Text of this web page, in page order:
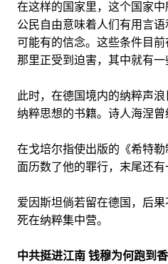
在这样的国家里，这个国家
公民自由意味着人们有用言
可能有的信念。这些条件目
那里正受到迫害，其中就有
此时，在德国境内的纳粹声
纳粹思想的书籍。诗人海涅
在戈培尔指使出版的《希特
面历数了他的罪行，末尾还有
爱因斯坦倘若留在德国，后
死在纳粹集中营。
中共挺进江南 钱穆为何跑到香